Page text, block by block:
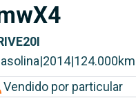
X4
|2014|124.000km
Vendido por particular